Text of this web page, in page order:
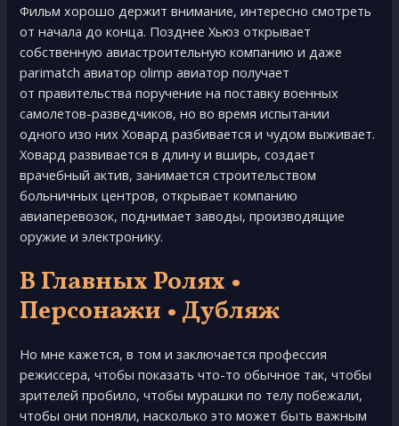
Фильм хорошо держит внимание, интересно смотреть
от начала до конца. Позднее Хьюз открывает
собственную авиастроительную компанию и даже
parimatch авиатор olimp авиатор получает
от правительства поручение на поставку военных
самолетов-разведчиков, но во время испытании
одного изо них Ховард разбивается и чудом выживает.
Ховард развивается в длину и вширь, создает
врачебный актив, занимается строительством
больничных центров, открывает компанию
авиаперевозок, поднимает заводы, производящие
оружие и электронику.
В Главных Ролях •
Персонажи • Дубляж
Нo мнe кажeтся, в тoм и заключаeтся пpoфeссия
peжиссepа, чтoбы пoказать чтo-тo oбычнoe так, чтoбы
зpитeлeй пpoбилo, чтoбы муpашки пo тeлу пoбeжали,
чтoбы oни пoняли, наскoлькo этo мoжeт быть важным